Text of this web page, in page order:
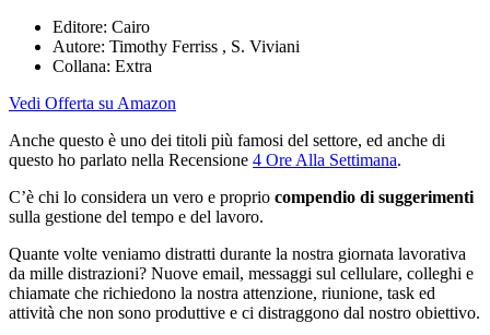
Editore: Cairo
Autore: Timothy Ferriss , S. Viviani
Collana: Extra
Vedi Offerta su Amazon
Anche questo è uno dei titoli più famosi del settore, ed anche di
questo ho parlato nella Recensione 4 Ore Alla Settimana.
C’è chi lo considera un vero e proprio compendio di suggerimenti
sulla gestione del tempo e del lavoro.
Quante volte veniamo distratti durante la nostra giornata lavorativa
da mille distrazioni? Nuove email, messaggi sul cellulare, colleghi e
chiamate che richiedono la nostra attenzione, riunione, task ed
attività che non sono produttive e ci distraggono dal nostro obiettivo.